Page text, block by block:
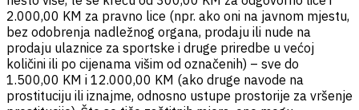
2.000,00 KM za pravno lice (npr. ako oni na javnom mjestu,
bez odobrenja nadležnog organa, prodaju ili nude na
prodaju ulaznice za sportske i druge priredbe u većoj
količini ili po cijenama višim od označenih) – sve do
1.500,00 KM i 12.000,00 KM (ako druge navode na
prostituciju ili iznajme, odnosno ustupe prostorije za vršenje